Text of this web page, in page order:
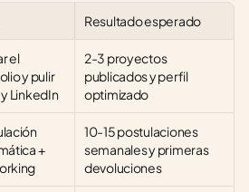
Resultado esperado
el
y pulir
LinkedIn
2-3 proyectos
publicados y perfil
optimizado
+
10-15 postulaciones
semanales y primeras
devoluciones